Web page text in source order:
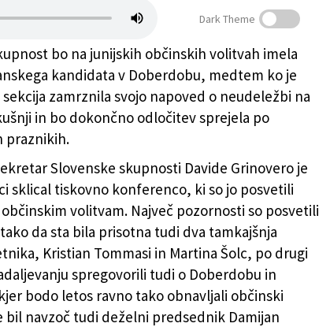
in Damijan Terpin so spregovorili o letošnjih
Dark Theme
bo na junijskih občinskih volitvah imela
kandidata v Doberdobu, medtem ko je
zamrznila svojo napoved o neudeležbi na
in bo dokončno odločitev sprejela po
praznikih.
Slovenske skupnosti Davide Grinovero je
sklical tiskovno konferenco, ki so jo posvetili
volitvam. Največ pozornosti so posvetili
da sta bila prisotna tudi dva tamkajšnja
Kristian Tommasi in Martina Šolc, po drugi
spregovorili tudi o Doberdobu in
bodo letos ravno tako obnavljali občinski
bil navzoč tudi deželni predsednik Damijan